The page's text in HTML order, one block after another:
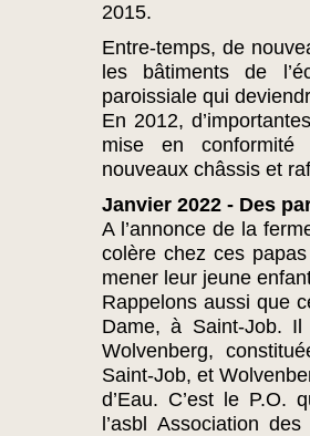
2015.
Entre-temps, de
les bâtiments de
paroissiale qui
En 2012,
mise en conformité
nouveaux châssis et
Janvier 2022 - Des
A l’annonce de la
colère chez ces
mener leur jeune
Rappelons aussi que
Dame, à Saint-Job. Il
Wolvenberg,
Saint-Job, et
d’Eau. C’est le P.O.
l’asbl Association